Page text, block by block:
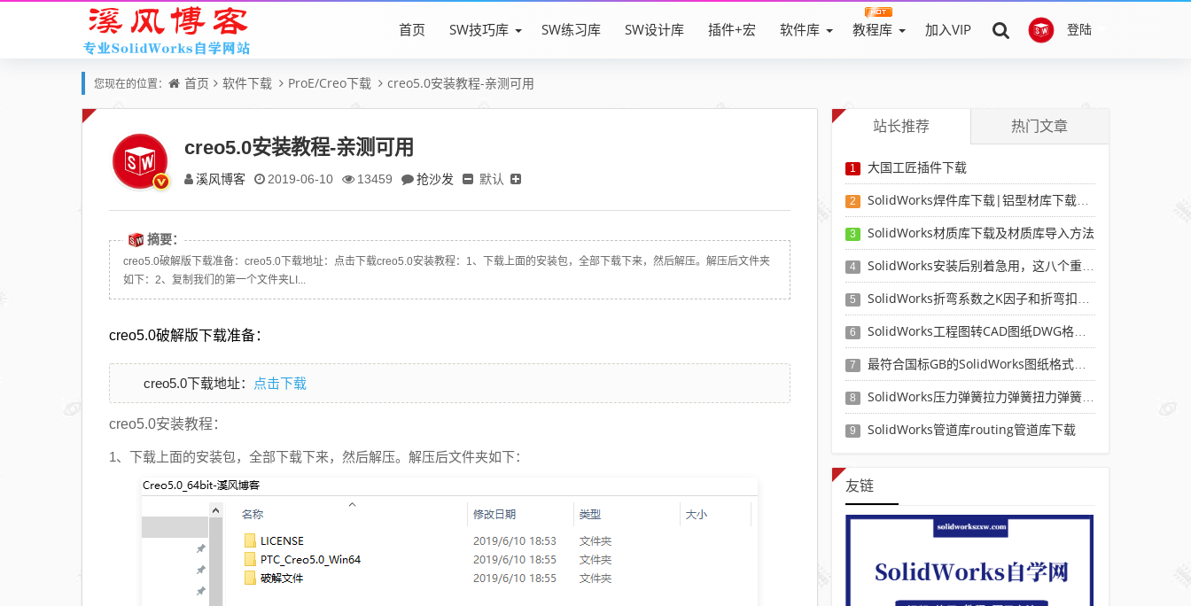
登陆
首页 SW技巧库 SW练习库 SW设计库 插件+宏 软件库 教程库 加入VIP
您现在的位置： 首页 软件下载 ProE/Creo下载 creo5.0安装教程-亲测可用
creo5.0安装教程-亲测可用
溪风博客 2019-06-10 13459 抢沙发 默认
摘要：
creo5.0破解版下载准备：creo5.0下载地址：点击下载creo5.0安装教程：1、下载上面的安装包，全部下载下来，然后解压。解压后文件夹
如下：2、复制我们的第一个文件夹LI...
creo5.0破解版下载准备：
creo5.0下载地址： 点击下载
creo5.0安装教程：
1、下载上面的安装包，全部下载下来，然后解压。解压后文件夹如下：
站长推荐 热门文章
1 大国工匠插件下载
2 SolidWorks焊件库下载|铝型材库下载|附sw焊件库添加配置使用教程
3 SolidWorks材质库下载及材质库导入方法
4 SolidWorks安装后别着急用，这八个重要SolidWorks设置可以提高你的画图效率
5 SolidWorks折弯系数之K因子和折弯扣除表-溪风推荐
6 SolidWorks工程图转CAD图纸DWG格式映射文件无乱码可分层-溪风亲测推荐
7 最符合国标GB的SolidWorks图纸格式和图纸模板下载-溪风专用版
8 SolidWorks压力弹簧拉力弹簧扭力弹簧涡卷弹簧自动生成宏程序下载
9 SolidWorks管道库routing管道库下载
友链